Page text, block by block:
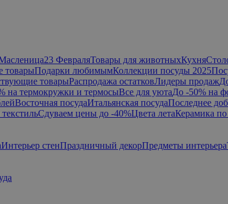
23 ФевраляТовары для животныхКухня
товарыПодарки любимымКоллекции посуды 2025
товарыРаспродажа остатковЛидеры продаж
на термокружки и термосыВсе для уютаДо -50% на
Восточная посудаИтальянская посудаПоследнее
Сдуваем цены до -40%Цвета летаКерамика
Интерьер стенПраздничный декорПредметы интерьера